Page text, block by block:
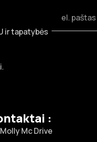
ir tapatybės
:
Molly Mc Drive